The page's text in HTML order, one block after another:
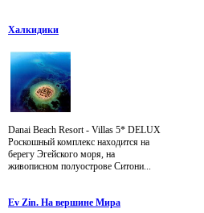
Халкидики
Danai Beach Resort - Villas 5* DELUX
Роскошный комплекс находится на
берегу Эгейского моря, на
живописном полуострове Ситони...
Ev Zin. На вершине Мира